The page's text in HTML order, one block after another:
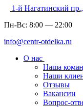
1-й Нагатинский
Пн-Вс: 8:00 — 22:00
info@centr-otdelka.ru
О нас
Наша
Наши
Отзывы
Вакансии
Вопрос-